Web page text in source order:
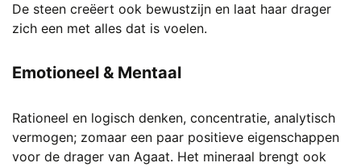
De steen creëert ook bewustzijn en laat haar drager
zich een met alles dat is voelen.
Emotioneel & Mentaal
Rationeel en logisch denken, concentratie, analytisch
vermogen; zomaar een paar positieve eigenschappen
voor de drager van Agaat. Het mineraal brengt ook